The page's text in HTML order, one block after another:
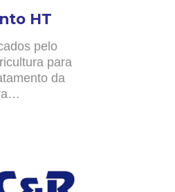
HT
pelo
para
da